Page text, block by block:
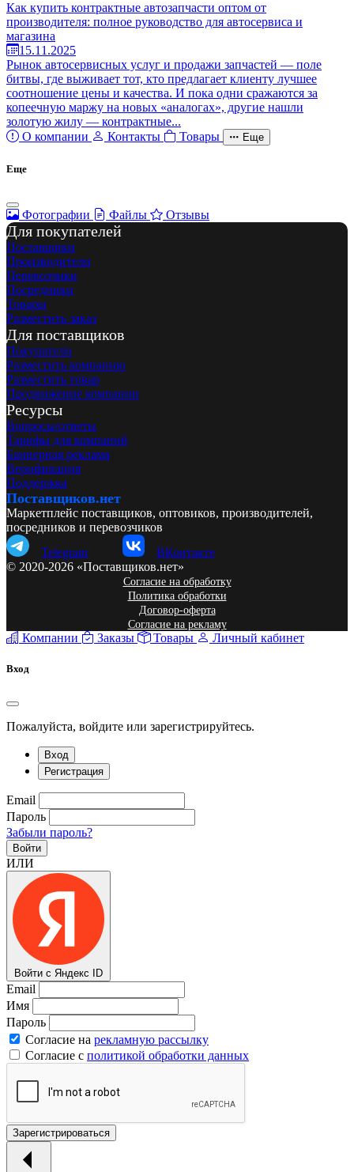
Как купить контрактные автозапчасти оптом от
производителя: полное руководство для автосервиса и
магазина
15.11.2025
Рынок автосервисных услуг и продажи запчастей — поле
битвы, где выживает тот, кто предлагает клиенту лучшее
соотношение цены и качества. И пока одни сражаются за
копеечную маржу на новых «аналогах», другие нашли
золотую жилу — контрактные...
О компании
Контакты Товары Еще
Еще
Фотографии Файлы Отзывы
Для покупателей
Поставщики
Производители
Перевозчики
Посредники
Товары
Разместить заказ
Для поставщиков
Покупатели
Разместить компанию
Разместить товар
Продвижение компании
Ресурсы
Вопросы/ответы
Тарифы для компаний
Баннерная реклама
Верификация
Поддержка
Поставщиков.нет
Маркетплейс поставщиков, оптовиков, производителей,
посредников и перевозчиков
Telegram
ВКонтакте
© 2020-2026 «Поставщиков.нет»
Согласие на обработку
Политика обработки
Договор-оферта
Согласие на рекламу
Компании Заказы Товары Личный кабинет
Вход
Пожалуйста, войдите или зарегистрируйтесь.
Вход
Регистрация
Email
Пароль
Забыли пароль?
Войти
ИЛИ
Войти с Яндекс ID
Email
Имя
Пароль
Согласие на рекламную рассылку
Согласие с политикой обработки данных
Зарегистрироваться